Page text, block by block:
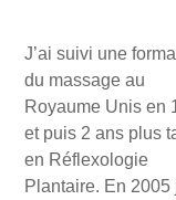
J’ai suivi une
du massage au
Royaume Unis en
et puis 2 ans plus
en Réflexologie
Plantaire. En 2005